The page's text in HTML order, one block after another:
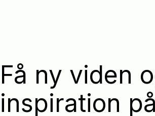
Få ny viden
inspiration på